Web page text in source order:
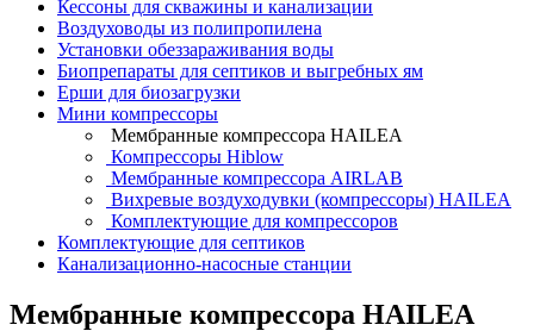
Кессоны для скважины и канализации
Воздуховоды из полипропилена
Установки обеззараживания воды
Биопрепараты для септиков и выгребных ям
Ерши для биозагрузки
Мини компрессоры
Мембранные компрессора HAILEA
Компрессоры Hiblow
Мембранные компрессора AIRLAB
Вихревые воздуходувки (компрессоры) HAILEA
Комплектующие для компрессоров
Комплектующие для септиков
Канализационно-насосные станции
Мембранные компрессора HAILEA